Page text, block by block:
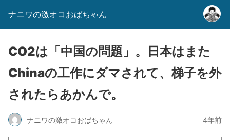
ナニワの激オコおばちゃん
CO2は「中国の問題」。日本はまた
Chinaの工作にダマされて、梯子を外
されたらあかんで。
ナニワの激オコおばちゃん 4年前